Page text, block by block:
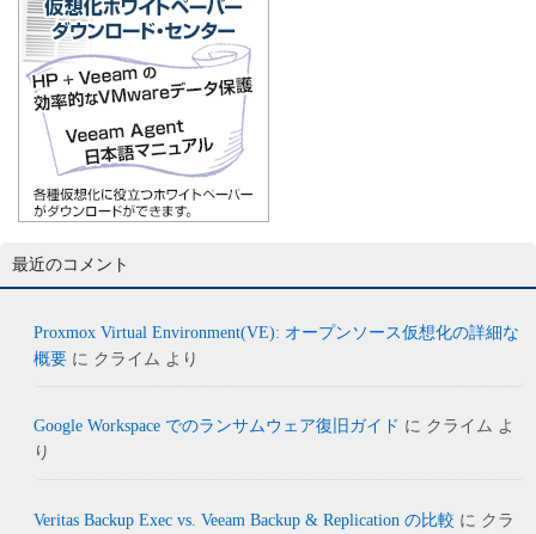
最近のコメント
Proxmox Virtual Environment(VE): オープンソース仮想化の詳細な
概要 に クライム より
Google Workspace でのランサムウェア復旧ガイド に クライム よ
り
Veritas Backup Exec vs. Veeam Backup & Replication の比較 に クラ